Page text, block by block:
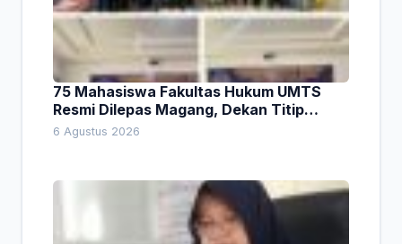
75 Mahasiswa Fakultas Hukum UMTS
Resmi Dilepas Magang, Dekan Titip
Empat Pesan Penting
6 Agustus 2026